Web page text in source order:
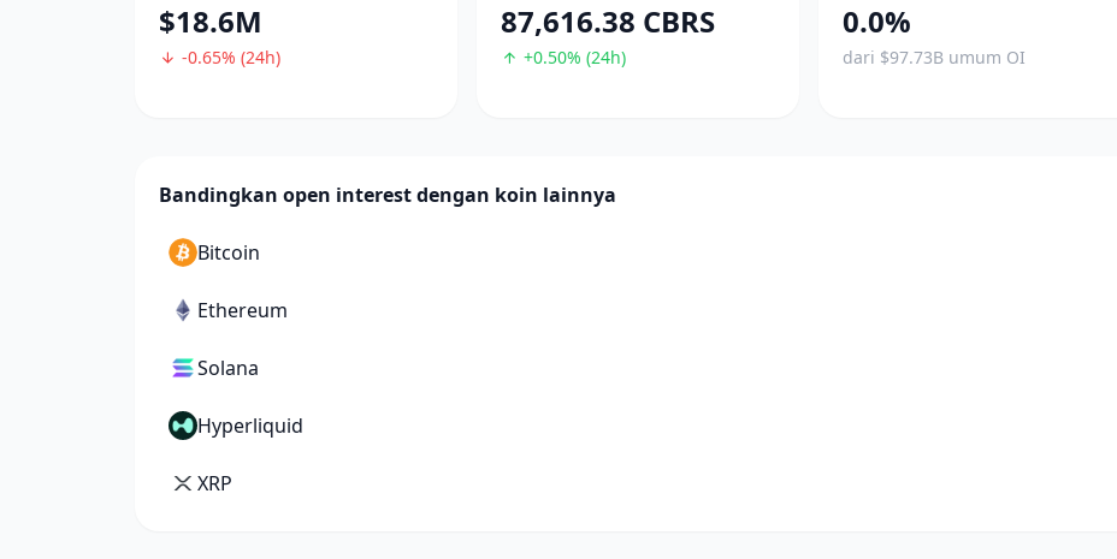
$18.6M
-0.65% (24h)
87,616.38 CBRS
+0.50% (24h)
0.0%
dari $97.73B umum OI
Bandingkan open interest dengan koin lainnya
Bitcoin
Ethereum
Solana
Hyperliquid
XRP